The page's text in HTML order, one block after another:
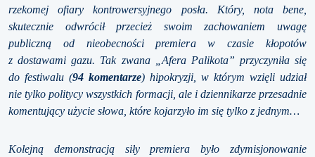
rzekomej ofiary kontrowersyjnego posła. Który, nota bene,
skutecznie odwrócił przecież swoim zachowaniem uwagę
publiczną od nieobecności premiera w czasie kłopotów
z dostawami gazu. Tak zwana „Afera Palikota” przyczyniła się
do festiwalu (94 komentarze) hipokryzji, w którym wzięli udział
nie tylko politycy wszystkich formacji, ale i dziennikarze przesadnie
komentujący użycie słowa, które kojarzyło im się tylko z jednym…
Kolejną demonstracją siły premiera było zdymisjonowanie